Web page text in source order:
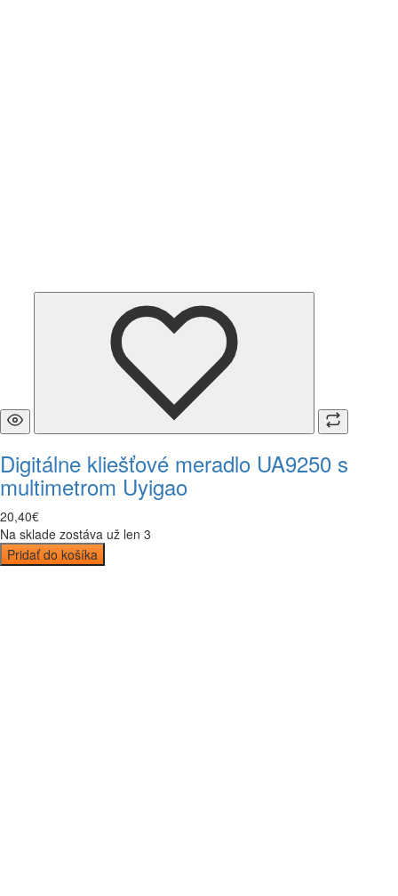
Digitálne kliešťové meradlo UA9250 s
multimetrom Uyigao
20,40€
Na sklade zostáva už len 3
Pridať do košíka